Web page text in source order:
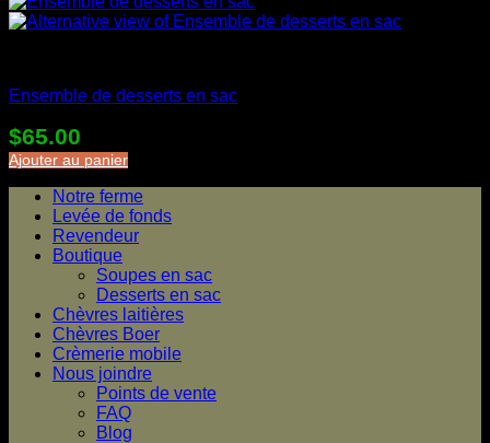
Ensemble de desserts en sac
$65.00
Ajouter au panier
Notre ferme
Levée de fonds
Revendeur
Boutique
Soupes en sac
Desserts en sac
Chèvres laitières
Chèvres Boer
Crèmerie mobile
Nous joindre
Points de vente
FAQ
Blog